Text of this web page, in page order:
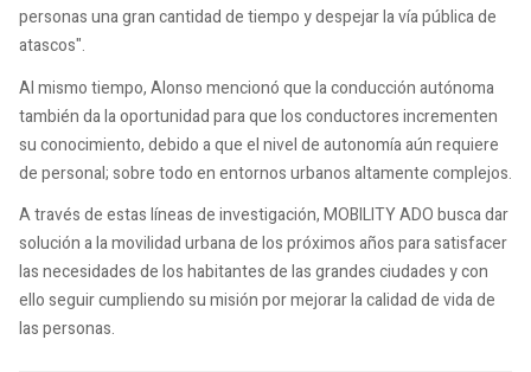
personas una gran cantidad de tiempo y despejar la vía pública de
atascos".
Al mismo tiempo, Alonso mencionó que la conducción autónoma
también da la oportunidad para que los conductores incrementen
su conocimiento, debido a que el nivel de autonomía aún requiere
de personal; sobre todo en entornos urbanos altamente complejos.
A través de estas líneas de investigación, MOBILITY ADO busca dar
solución a la movilidad urbana de los próximos años para satisfacer
las necesidades de los habitantes de las grandes ciudades y con
ello seguir cumpliendo su misión por mejorar la calidad de vida de
las personas.